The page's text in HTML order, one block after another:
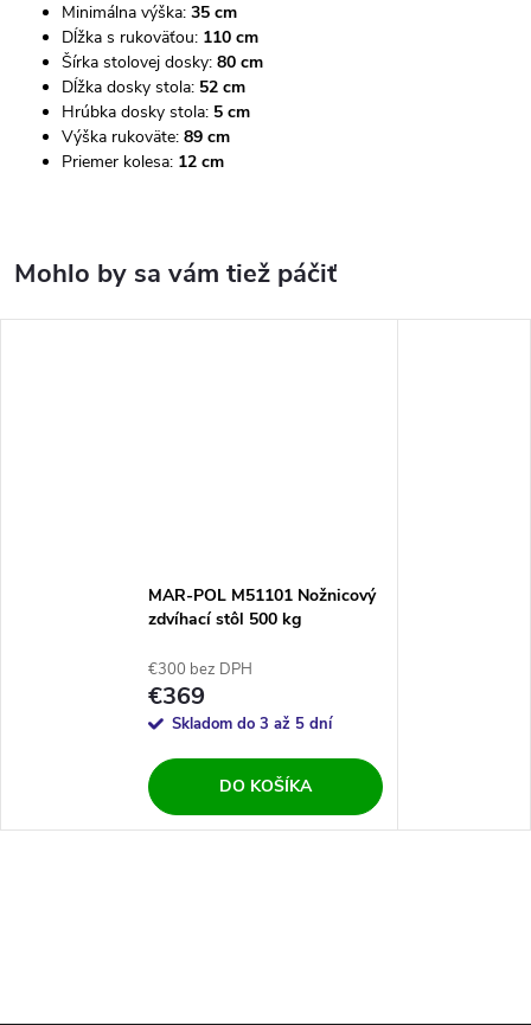
Minimálna výška: 35 cm
Dĺžka s rukoväťou: 110 cm
Šírka stolovej dosky: 80 cm
Dĺžka dosky stola: 52 cm
Hrúbka dosky stola: 5 cm
Výška rukoväte: 89 cm
Priemer kolesa: 12 cm
MAR-POL M51101 Nožnicový
zdvíhací stôl 500 kg
€300 bez DPH
€369
Skladom do 3 až 5 dní
DO KOŠÍKA